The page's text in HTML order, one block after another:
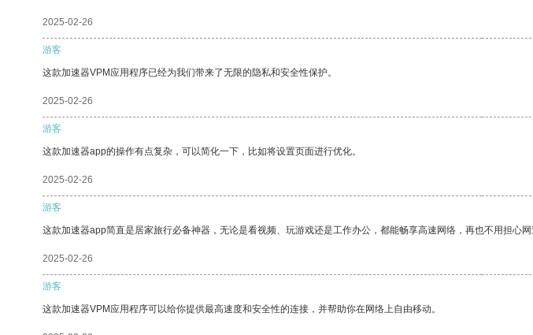
2025-02-26
游客
这款加速器VPM应用程序已经为我们带来了无限的隐私和安全性保护。
2025-02-26
游客
这款加速器app的操作有点复杂，可以简化一下，比如将设置页面进行优化。
2025-02-26
游客
这款加速器app简直是居家旅行必备神器，无论是看视频、玩游戏还是工作办公，都能畅享高速网络，再也不用担心
2025-02-26
游客
这款加速器VPM应用程序可以给你提供最高速度和安全性的连接，并帮助你在网络上自由移动。